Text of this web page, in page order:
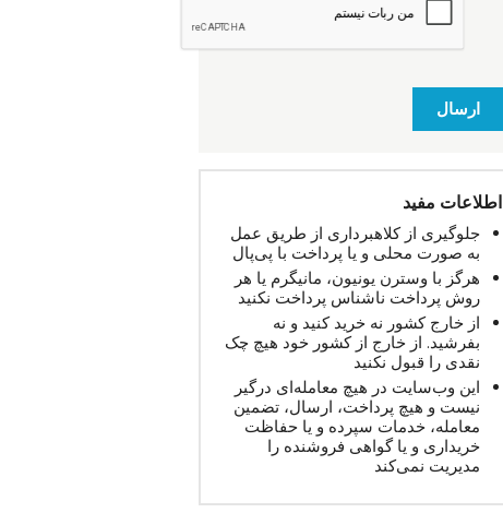
ارسال
اطلاعات مفید
جلوگیری از کلاهبرداری از طریق عمل
به صورت محلی و یا پرداخت با پی‌پال
هرگز با وسترن یونیون، مانیگرم یا هر
روش پرداخت ناشناس پرداخت نکنید
از خارج کشور نه خرید کنید و نه
بفرشید. از خارج از کشور خود هیچ چک
نقدی را قبول نکنید
این وب‌سایت در هیچ معامله‌ای درگیر
نیست و هیچ پرداخت، ارسال، تضمین
معامله، خدمات سپرده و یا حفاظت
خریداری و یا گواهی فروشنده را
مدیریت نمی‌کند